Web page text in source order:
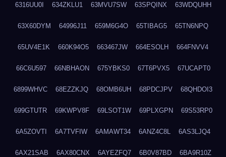
6316UU0I 634ZKLU1 63MVU7SW 63SPQINX 63WDQUHH
63X60DYM 64996J11 659M6G4O 65TIBAG5 65TN6NPQ
65UV4E1K 660K94O5 663467JW 664ESOLH 664FNVV4
66C6U597 66NBHAON 675YBKS0 67T6PVX5 67UCAPT0
6899WHVC 68EZZKJQ 68OMB6UH 68PDCJPV 68QHDOI3
699GTUTR 69KWPV8F 69LSOT1W 69PLXGPN 69S53RP0
6A5ZOVTI 6A7TVFIW 6AMAWT34 6ANZ4C8L 6AS3LJQ4
6AX21SAB 6AX80CNX 6AYEZFQ7 6B0V87BD 6BA9R10Z